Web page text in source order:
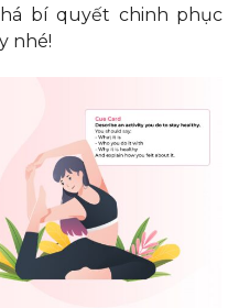
bí quyết chinh phục
nhé!